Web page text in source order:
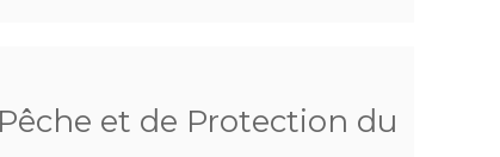
et de Protection du